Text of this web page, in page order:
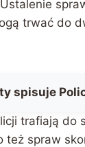
trwać do
spisuje
trafiają
spraw